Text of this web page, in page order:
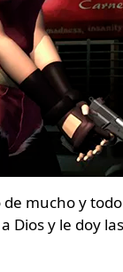
mucho y
Dios y le doy